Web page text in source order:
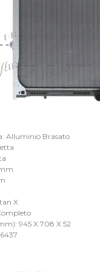
Alluminio Brasato
X
945 X 708 X 52